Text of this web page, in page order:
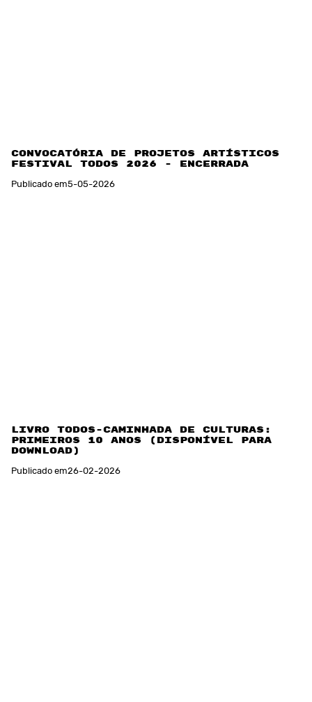
Convocatória de projetos artísticos
Festival TODOS 2026 - Encerrada
Publicado em5-05-2026
Livro TODOS-Caminhada de Culturas: os
primeiros 10 anos (disponível para
download)
Publicado em26-02-2026